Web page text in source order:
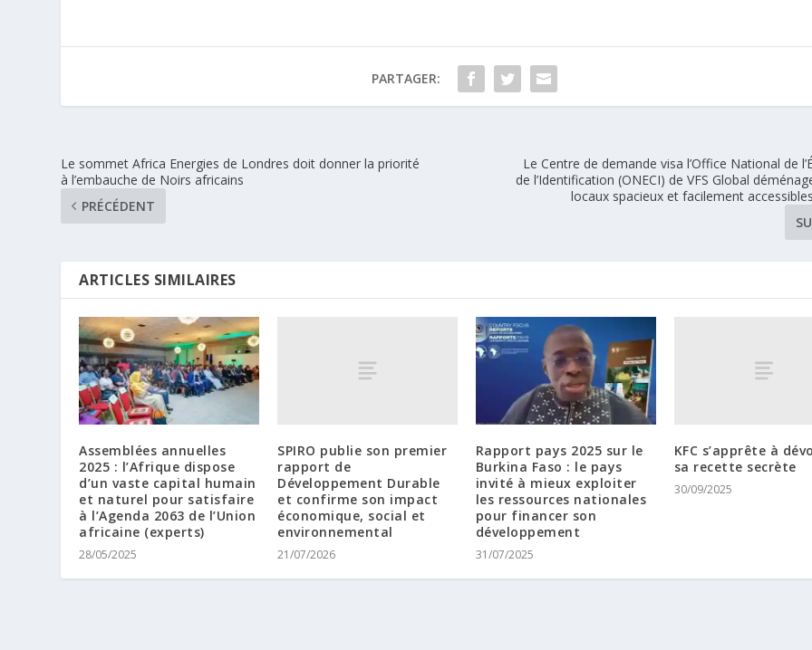
PARTAGER:
Le sommet Africa Energies de Londres doit donner la priorité
à l’embauche de Noirs africains
PRÉCÉDENT
Le Centre de demande visa l’Office National de
de l’Identification (ONECI) de VFS Global
locaux spacieux et facilement
ARTICLES SIMILAIRES
Assemblées annuelles
2025 : l’Afrique dispose
d’un vaste capital humain
et naturel pour satisfaire
à l’Agenda 2063 de l’Union
africaine (experts)
28/05/2025
SPIRO publie son premier
rapport de
Développement Durable
et confirme son impact
économique, social et
environnemental
21/07/2026
Rapport pays 2025 sur le
Burkina Faso : le pays
invité à mieux exploiter
les ressources nationales
pour financer son
développement
31/07/2025
KFC s’apprête à
sa recette secrète
30/09/2025